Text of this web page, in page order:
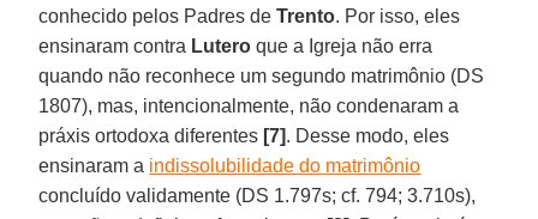
conhecido pelos Padres deTrento. Por isso, eles
ensinaram contra Lutero que a Igreja não erra
quando não reconhece um segundo matrimônio (DS
1807), mas, intencionalmente, não condenaram a
práxis ortodoxa diferentes [7]. Desse modo, eles
ensinaram a indissolubilidade do matrimônio
concluído validamente (DS 1.797s; cf. 794; 3.710s),